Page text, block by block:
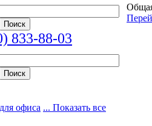
833-88-03
офиса ... Показать все